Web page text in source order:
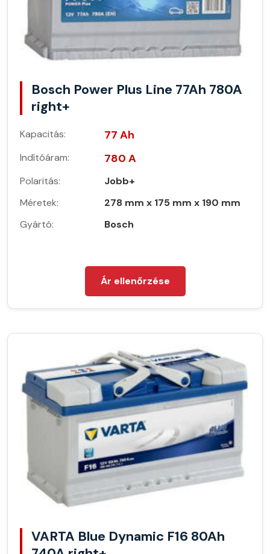
Bosch Power Plus Line 77Ah 780A
right+
Kapacitás: 77 Ah
Indítóáram: 780 A
Polaritás:
Jobb+
Méretek:
278 mm x 175 mm x 190 mm
Gyártó:
Bosch
Ár ellenőrzése
VARTA Blue Dynamic F16 80Ah